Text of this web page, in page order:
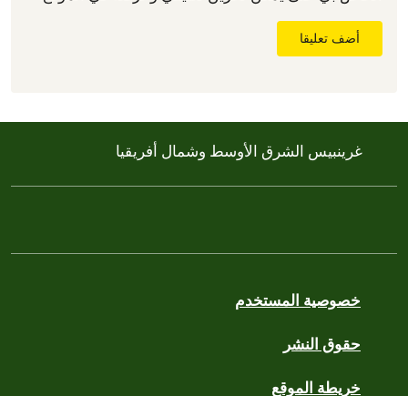
أضف تعليقا
خصوصية المستخدم
حقوق النشر
خريطة الموقع